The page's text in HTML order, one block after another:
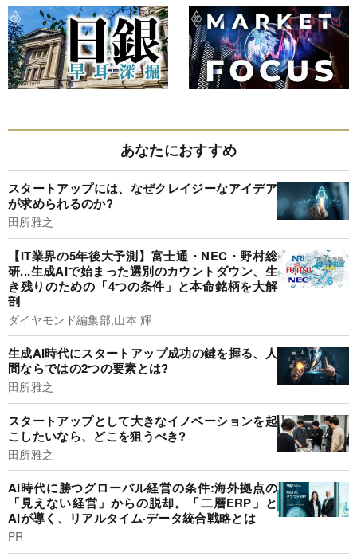
あなたにおすすめ
スタートアップには、なぜクレイジーなアイデア
が求められるのか?
田所雅之
【IT業界の5年後大予測】富士通・NEC・野村総
研...生成AIで始まった選別のカウントダウン、生
き残りのための「4つの条件」と本命銘柄を大解
剖
ダイヤモンド編集部,山本 輝
生成AI時代にスタートアップ成功の鍵を握る、人
間ならではの2つの要素とは?
田所雅之
スタートアップとして大きなイノベーションを起
こしたいなら、どこを狙うべき?
田所雅之
AI時代に勝つグローバル経営の条件:海外拠点の
「見えない経営」からの脱却。「二層ERP」と
AIが導く、リアルタイム·データ統合戦略とは
PR